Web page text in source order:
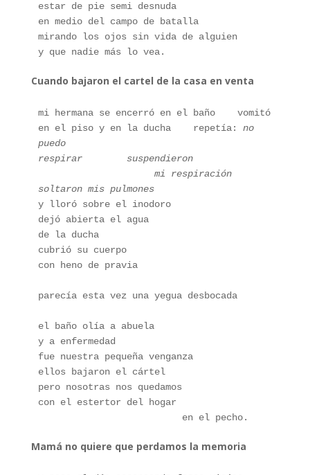
estar de pie semi desnuda
en medio del campo de batalla
mirando los ojos sin vida de alguien
y que nadie más lo vea.
Cuando bajaron el cartel de la casa en venta
mi hermana se encerró en el baño    vomitó
en el piso y en la ducha    repetía: no
puedo
respirar        suspendieron
                     mi respiración
soltaron mis pulmones
y lloró sobre el inodoro
dejó abierta el agua
de la ducha
cubrió su cuerpo
con heno de pravia
parecía esta vez una yegua desbocada
el baño olía a abuela
y a enfermedad
fue nuestra pequeña venganza
ellos bajaron el cártel
pero nosotras nos quedamos
con el estertor del hogar
                          en el pecho.
Mamá no quiere que perdamos la memoria